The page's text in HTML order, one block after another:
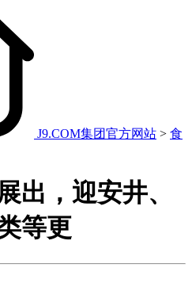
J9.COM集团官方网站 > 食
出，迎安井、
等更